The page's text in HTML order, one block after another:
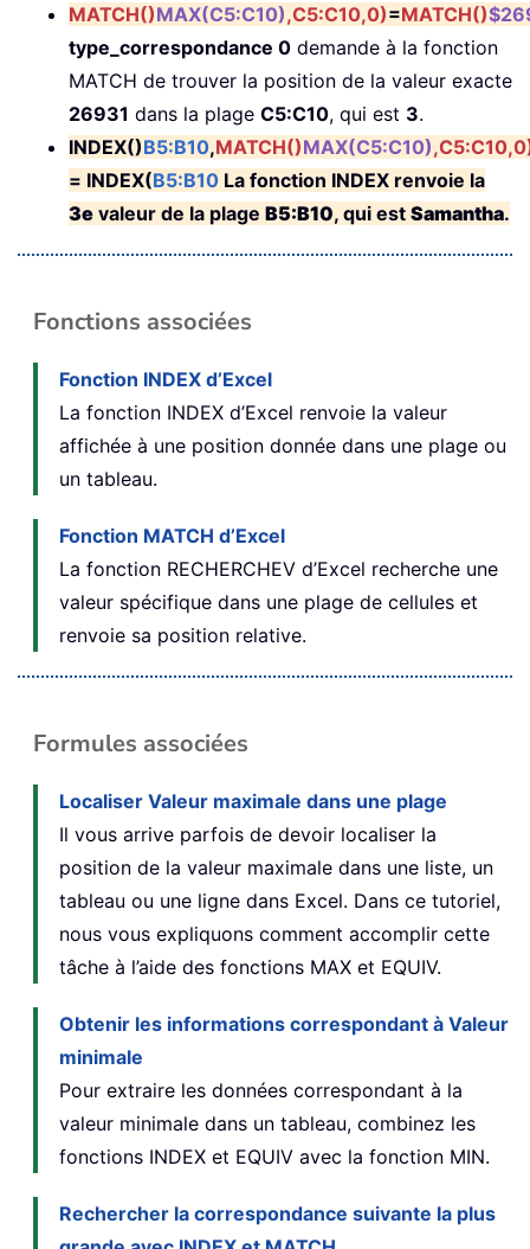
MATCH()MAX(C5:C10),C5:C10,0)=MATCH()
type_correspondance 0 demande à la fonction
MATCH de trouver la position de la valeur exacte
26931 dans la plage C5:C10, qui est 3.
INDEX()B5:B10,MATCH()MAX(C5:C10)
= INDEX(B5:B10 La fonction INDEX renvoie la
3e valeur de la plage B5:B10, qui est Samantha.
Fonctions associées
Fonction INDEX d’Excel
La fonction INDEX d’Excel renvoie la valeur
affichée à une position donnée dans une plage ou
un tableau.
Fonction MATCH d’Excel
La fonction RECHERCHEV d’Excel recherche une
valeur spécifique dans une plage de cellules et
renvoie sa position relative.
Formules associées
Localiser Valeur maximale dans une plage
Il vous arrive parfois de devoir localiser la
position de la valeur maximale dans une liste, un
tableau ou une ligne dans Excel. Dans ce tutoriel,
nous vous expliquons comment accomplir cette
tâche à l’aide des fonctions MAX et EQUIV.
Obtenir les informations correspondant à Valeur
minimale
Pour extraire les données correspondant à la
valeur minimale dans un tableau, combinez les
fonctions INDEX et EQUIV avec la fonction MIN.
Rechercher la correspondance suivante la plus